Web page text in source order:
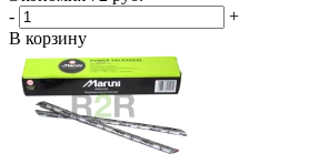
-
+
В корзину